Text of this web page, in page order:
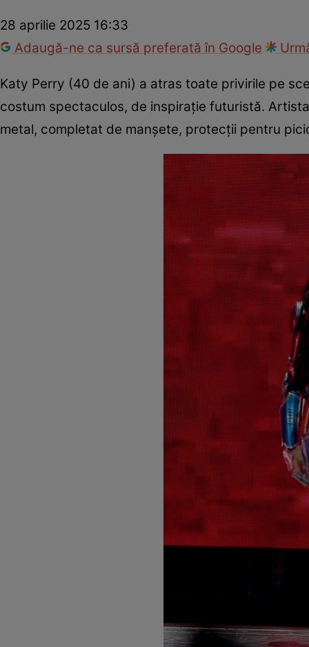
28 aprilie 2025 16:33
Adaugă-ne ca sursă preferată în Google
Katy Perry (40 de ani) a atras toate privirile pe
costum spectaculos, de inspirație futuristă.
metal, completat de manșete, protecții pentru